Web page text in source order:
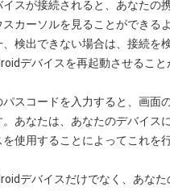
イスが接続されると、あなたの
カーソルを見ることができる
、検出できない場合は、接続を
デバイスを再起動させること
パスコードを入力すると、画面
あなたは、あなたのデバイス
を使用することによってこれを
デバイスだけでなく、あなた